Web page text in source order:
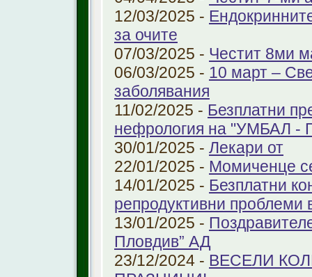
12/03/2025 -
за очите
07/03/2025 - Честит 8ми
06/03/2025 - 10 март –
заболявания
11/02/2025 - Безплатни
нефрология на "УМБАЛ -
30/01/2025 - Лекари от
22/01/2025 - Момиченце
14/01/2025 - Безплатни
репродуктивни
13/01/2025 -
Пловдив” АД
23/12/2024 - ВЕСЕЛИ